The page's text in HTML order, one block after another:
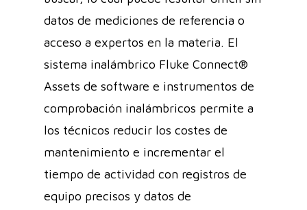
datos de mediciones de referencia o
acceso a expertos en la materia. El
sistema inalámbrico Fluke Connect®
Assets de software e instrumentos de
comprobación inalámbricos permite a
los técnicos reducir los costes de
mantenimiento e incrementar el
tiempo de actividad con registros de
equipo precisos y datos de